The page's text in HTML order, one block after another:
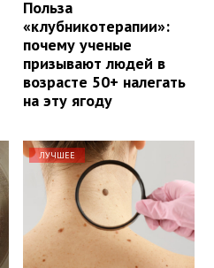
Польза
«клубникотерапии»:
почему ученые
призывают людей в
возрасте 50+ налегать
на эту ягоду
ЛУЧШЕЕ